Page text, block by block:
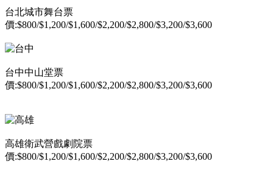
台北城市舞台票
價:$800/$1,200/$1,600/$2,200/$2,800/$3,200/$3,600
台中中山堂票
價:$800/$1,200/$1,600/$2,200/$2,800/$3,200/$3,600
高雄衛武營戲劇院票
價:$800/$1,200/$1,600/$2,200/$2,800/$3,200/$3,600